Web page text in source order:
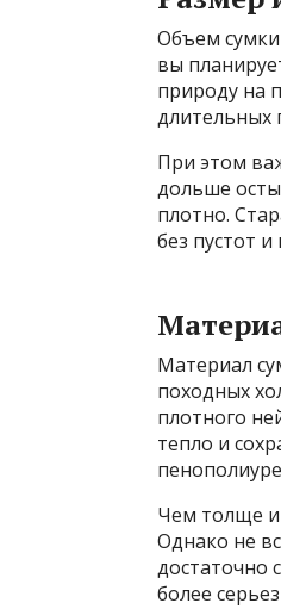
Объем сумки
вы
природу на
длительных
При этом
дольше
плотно.
без пустот
Материал
походных
плотного
тепло и
Чем толще и
Однако не
достаточно
более